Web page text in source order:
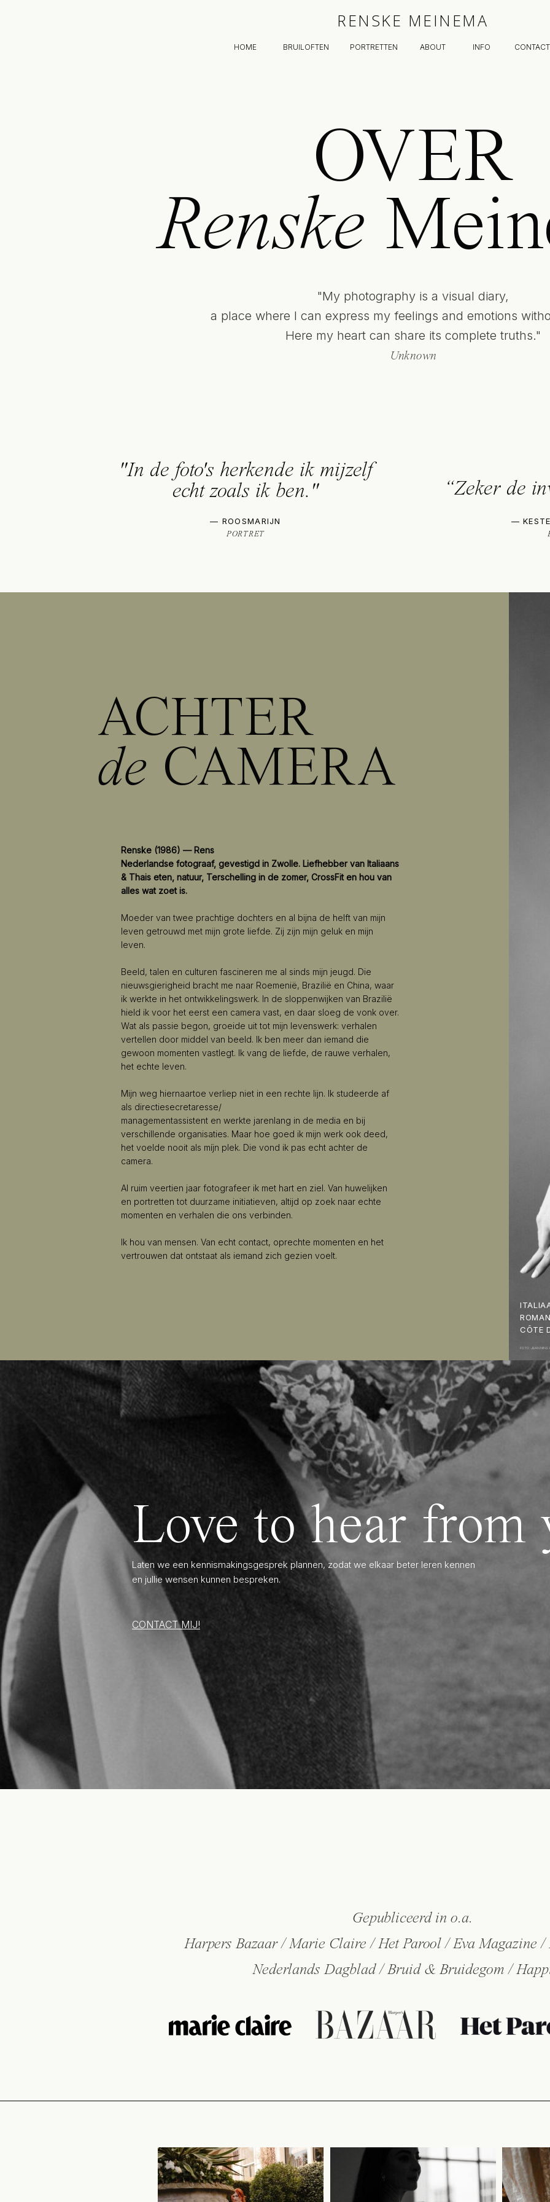
RENSKE MEINEMA
HOME BRUILOFTEN ABOUT CONTACT
PORTRETTEN INFO
OVER
Renske
"My photography is a visual diary,
a place where I can express my feelings and emotions
Here my heart can share its complete truths."
Unknown
"In de foto's herkende ik mijzelf
echt zoals ik ben."
— ROOSMARIJN
PORTRET
“Zeker de
—
ACHTER
de CAMERA
Renske (1986) — Rens
Nederlandse fotograaf, gevestigd in Zwolle. Liefhebber van Italiaans
& Thais eten, natuur, Terschelling in de zomer, CrossFit en hou van
alles wat zoet is.
Moeder van twee prachtige dochters en al bijna de helft van mijn
leven getrouwd met mijn grote liefde. Zij zijn mijn geluk en mijn
leven.
Beeld, talen en culturen fascineren me al sinds mijn jeugd. Die
nieuwsgierigheid bracht me naar Roemenië, Brazilië en China, waar
ik werkte in het ontwikkelingswerk. In de sloppenwijken van Brazilië
hield ik voor het eerst een camera vast, en daar sloeg de vonk over.
Wat als passie begon, groeide uit tot mijn levenswerk: verhalen
vertellen door middel van beeld. Ik ben meer dan iemand die
gewoon momenten vastlegt. Ik vang de liefde, de rauwe verhalen,
het echte leven.
Mijn weg hiernaartoe verliep niet in een rechte lijn. Ik studeerde af
als directiesecretaresse/
managementassistent en werkte jarenlang in de media en bij
verschillende organisaties. Maar hoe goed ik mijn werk ook deed,
het voelde nooit als míjn plek. Die vond ik pas echt achter de
camera.
Al ruim veertien jaar fotografeer ik met hart en ziel. Van huwelijken
en portretten tot duurzame initiatieven, altijd op zoek naar echte
momenten en verhalen die ons verbinden.
Ik hou van mensen. Van echt contact, oprechte momenten en het
vertrouwen dat ontstaat als iemand zich gezien voelt.
CÔTE
FOTO
Love to hear from
Laten we een kennismakingsgesprek plannen, zodat we elkaar beter leren kennen
en jullie wensen kunnen bespreken.
CONTACT MIJ!
Gepubliceerd in o.a.
Harpers Bazaar / Marie Claire / Het Parool / Eva Magazine
Nederlands Dagblad / Bruid & Bruidegom /